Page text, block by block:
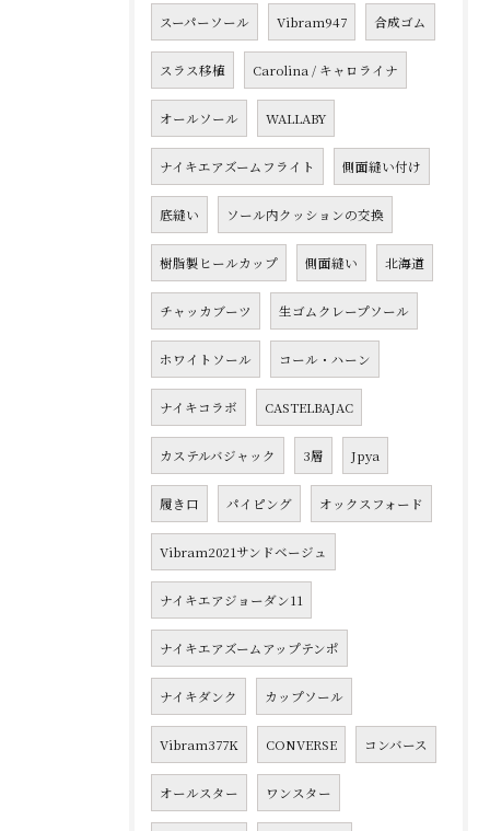
スーパーソール Vibram947 合成ゴム
スラス移植 Carolina / キャロライナ
オールソール WALLABY
ナイキエアズームフライト 側面縫い付け
底縫い ソール内クッションの交換
樹脂製ヒールカップ 側面縫い 北海道
チャッカブーツ 生ゴムクレープソール
ホワイトソール コール・ハーン
ナイキコラボ CASTELBAJAC
カステルバジャック 3層 Jpya
履き口 パイピング オックスフォード
Vibram2021サンドベージュ
ナイキエアジョーダン11
ナイキエアズームアップテンポ
ナイキダンク カップソール
Vibram377K CONVERSE コンバース
オールスター ワンスター